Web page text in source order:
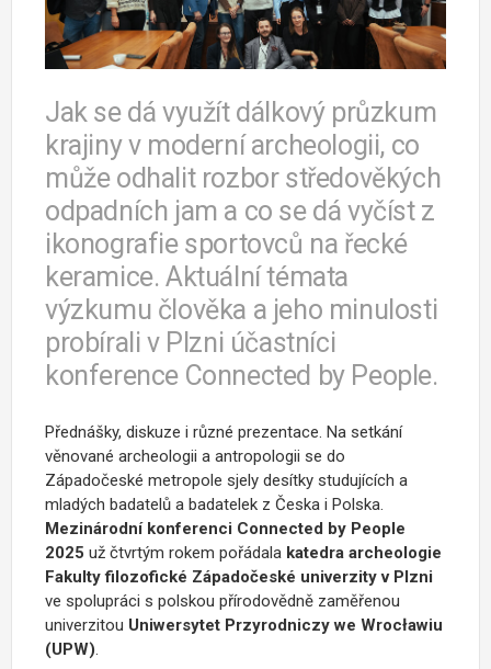
Jak se dá využít dálkový průzkum
krajiny v moderní archeologii, co
může odhalit rozbor středověkých
odpadních jam a co se dá vyčíst z
ikonografie sportovců na řecké
keramice. Aktuální témata
výzkumu člověka a jeho minulosti
probírali v Plzni účastníci
konference Connected by People.
Přednášky, diskuze i různé prezentace. Na setkání
věnované archeologii a antropologii se do
Západočeské metropole sjely desítky studujících a
mladých badatelů a badatelek z Česka i Polska.
Mezinárodní konferenci Connected by People
2025 už čtvrtým rokem pořádala katedra archeologie
Fakulty filozofické Západočeské univerzity v Plzni
ve spolupráci s polskou přírodovědně zaměřenou
univerzitou Uniwersytet Przyrodniczy we Wrocławiu
(UPW).